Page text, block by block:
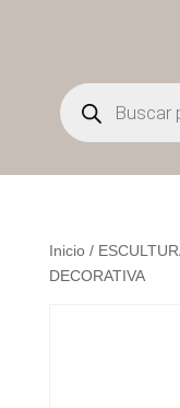
Búsqueda
de
productos
Inicio/
DECORATIVA